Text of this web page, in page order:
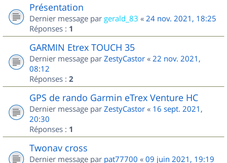
Présentation
Dernier message par gerald_83 « 24 nov. 2021, 18:25
Réponses : 1
GARMIN Etrex TOUCH 35
Dernier message par ZestyCastor « 22 nov. 2021,
08:12
Réponses : 2
GPS de rando Garmin eTrex Venture HC
Dernier message par ZestyCastor « 16 sept. 2021,
20:30
Réponses : 1
Twonav cross
Dernier message par pat77700 « 09 juin 2021, 19:19